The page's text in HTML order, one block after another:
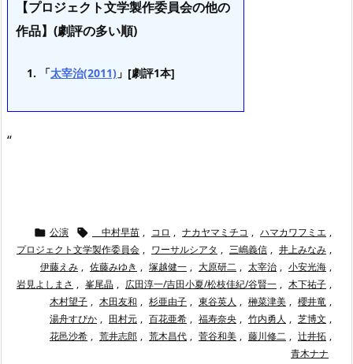
【プロジェクト文学製作委員会の他の
作品】(劇評の多い順)
「太宰治(2011) 」[劇評1本]
“
 公演  中村早苗 , コロ , ナカヤマミチコ , ハマカワフミエ ,
プロジェクト文学製作委員会 , ワーサルシアタ , 三嶋義信 , 井上みなみ ,
伊藤えみ , 佐藤みゆき , 塚越健一 , 大原研二 , 太宰治 , 小安光海 ,
岩見よしまさ , 峯尾晶 , 広田淳一/吉田小夏/松枝佳紀/谷賢一 , 木下祐子 ,
木村望子 , 木田友和 , 杉亜由子 , 東谷英人 , 榊菜津美 , 櫻井竜 ,
湯舟すぴか , 田村元 , 百花亜希 , 福寿奈央 , 竹内勇人 , 芝博文 ,
花邑沙希 , 荒井志郎 , 荒木昌代 , 菅谷和美 , 藤川修二 , 辻井拓 ,
青木ナナ